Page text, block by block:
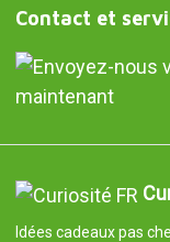
Contact et
maintenant
Idées cadeaux pas